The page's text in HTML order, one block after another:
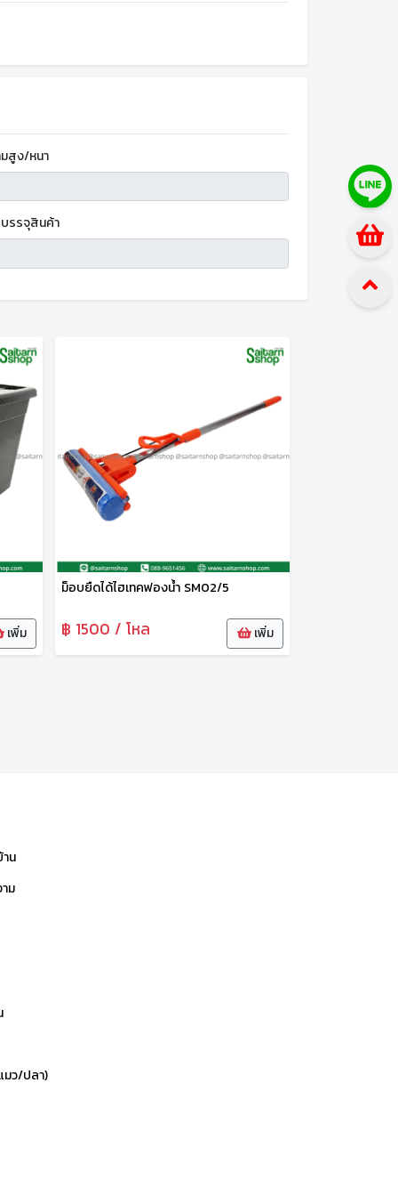
สูง/หนา
รรจุสินค้า
เพิ่ม
ม็อบยืดได้ไฮเทคฟองน้ำ SM02/5
฿ 1500 / โหล เพิ่ม
น
ม
ว/ปลา)